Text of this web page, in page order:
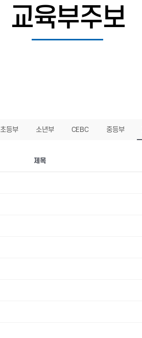
교육부주보
초등부 소년부 CEBC 중등부
제목